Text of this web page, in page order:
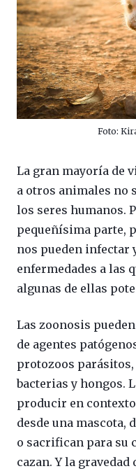
Foto:
La gran mayoría de
a otros animales no
los seres humanos.
pequeñísima parte,
nos pueden infectar
enfermedades a las
algunas de ellas
Las zoonosis
de agentes
protozoos
bacterias y hongos.
producir en
desde una mascota,
o sacrifican para su
cazan. Y la